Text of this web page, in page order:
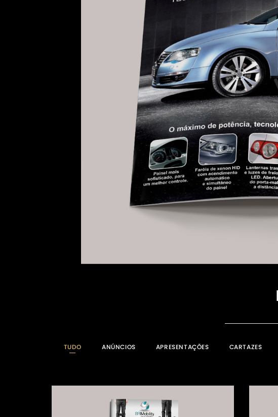
TUDO ANÚNCIOS APRESENTAÇÕES CARTAZES